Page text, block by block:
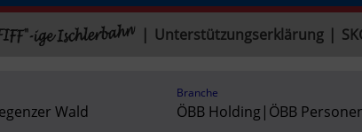
Unterstützungserklärung
Wald
Branche
ÖBB Holding | ÖBB